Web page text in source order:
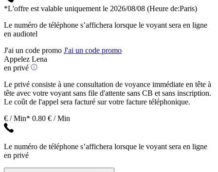
*L'offre est valable uniquement le 2026/08/08 (Heure de:Paris)
Le numéro de téléphone s’affichera lorsque le voyant sera en ligne
en audiotel
J'ai un code promo J'ai un code promo
Appelez Lena
en privé
Le privé consiste à une consultation de voyance immédiate en tête à
tête avec votre voyant sans file d'attente sans CB et sans inscription.
Le coût de l'appel sera facturé sur votre facture téléphonique.
€ / Min* 0.80 € / Min
Le numéro de téléphone s’affichera lorsque le voyant sera en ligne
en privé